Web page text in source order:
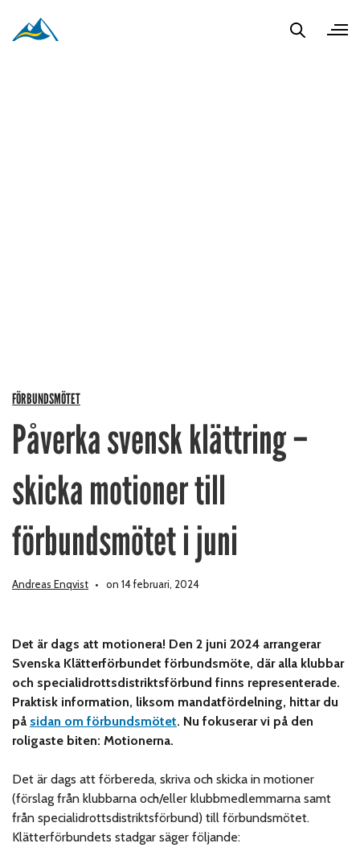
FÖRBUNDSMÖTET
Påverka svensk klättring –
skicka motioner till
förbundsmötet i juni
Andreas Enqvist on 14 februari, 2024
Det är dags att motionera! Den 2 juni 2024 arrangerar
Svenska Klätterförbundet förbundsmöte, där alla klubbar
och specialidrottsdistriktsförbund finns representerade.
Praktisk information, liksom mandatfördelning, hittar du
på sidan om förbundsmötet. Nu fokuserar vi på den
roligaste biten: Motionerna.
Det är dags att förbereda, skriva och skicka in motioner
(förslag från klubbarna och/eller klubbmedlemmarna samt
från specialidrottsdistriktsförbund) till förbundsmötet.
Klätterförbundets stadgar säger följande: